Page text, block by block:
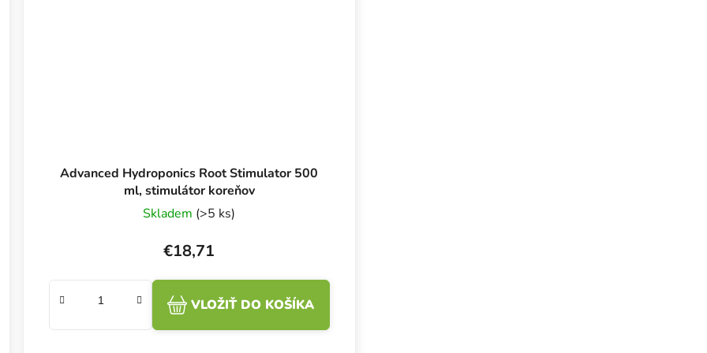
Advanced Hydroponics Root Stimulator 500
ml, stimulátor koreňov
Skladem (>5 ks)
€18,71
VLOŽIŤ DO KOŠÍKA